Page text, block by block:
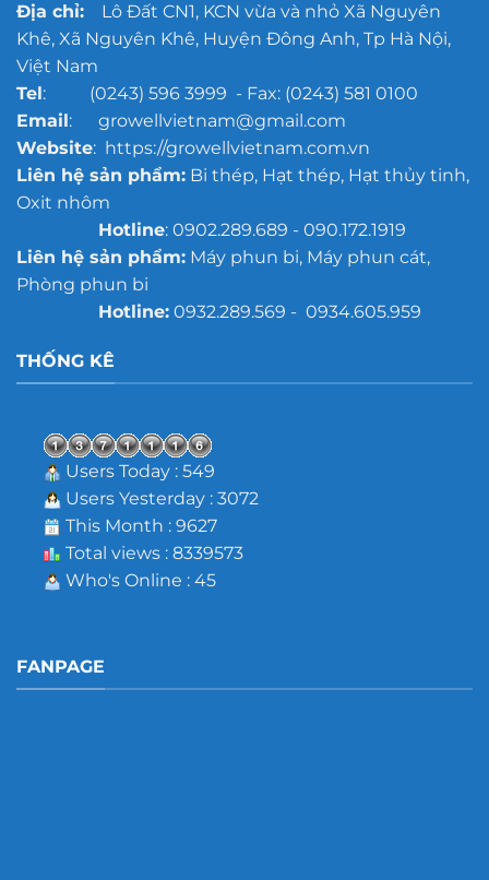
Địa chỉ:Lô Đất CN1, KCN vừa và nhỏ Xã Nguyên
Khê, Xã Nguyên Khê, Huyện Đông Anh, Tp Hà Nội,
Việt Nam
Tel: (0243) 596 3999 - Fax: (0243) 581 0100
Email: growellvietnam@gmail.com
Website: https://growellvietnam.com.vn
Liên hệ sản phẩm:Bi thép, Hạt thép, Hạt thủy tinh,
Oxit nhôm
Hotline: 0902.289.689 - 090.172.1919
Liên hệ sản phẩm:Máy phun bi, Máy phun cát,
Phòng phun bi
Hotline:0932.289.569 - 0934.605.959
THỐNG KÊ
Users Today : 549
Users Yesterday : 3072
This Month : 9627
Total views : 8339573
Who's Online : 45
FANPAGE